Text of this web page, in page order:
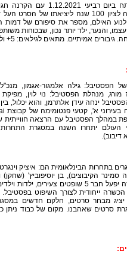
הפסטיבל ייפתח ביום
צ׳פלין, במחווה לציון 100 שנה
האילם, מספר את סיפורם של דמות
עצמו, והנער, ילד יותר נכון, שבכוחות
אמיתיים. מתאים לגילאים: 5+ ולכל המשפחה.
הפסטיבל: גילה אלמגור-אגמון,
מורג, מנהלת הפסטיבל: נוי לוין,
ינחה עידן אלתרמן, והוא יכלול,
במהלך הפסטיבל עם הרצאה חווייתית
העולם יתחרו השנה במסגרת
דיבוב).
בתחרות הבינלאומית הם: איציק
סמינר הקיבוצים), בן יוסיפוביץ'
ייחודית לצורך השיפוט
יציג מבחר סרטים, חלקם חדשים
סרטים שאהבנו. מקום של כבוד ניתן